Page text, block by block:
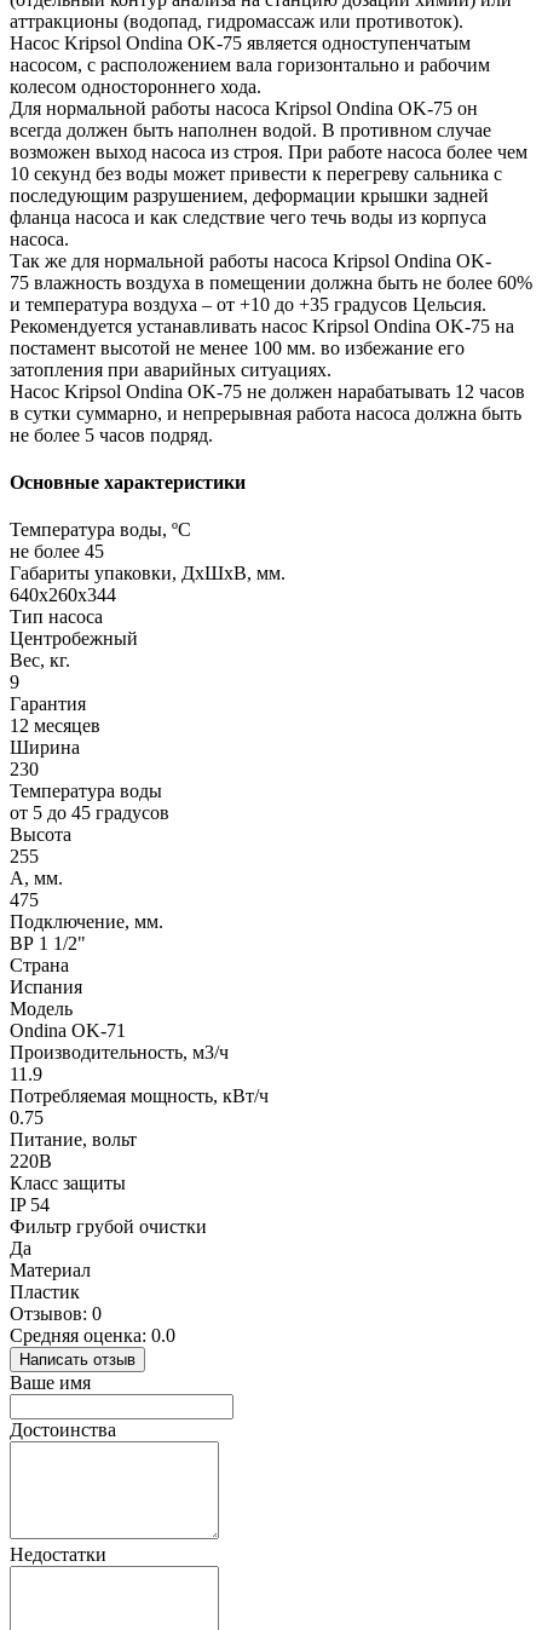
аттракционы (водопад, гидромассаж или противоток).
Насос Kripsol Ondina ОK-75 является одноступенчатым
насосом, с расположением вала горизонтально и рабочим
колесом одностороннего хода.
Для нормальной работы насоса Kripsol Ondina ОK-75 он
всегда должен быть наполнен водой. В противном случае
возможен выход насоса из строя. При работе насоса более чем
10 секунд без воды может привести к перегреву сальника с
последующим разрушением, деформации крышки задней
фланца насоса и как следствие чего течь воды из корпуса
насоса.
Так же для нормальной работы насоса Kripsol Ondina ОK-
75 влажность воздуха в помещении должна быть не более 60%
и температура воздуха – от +10 до +35 градусов Цельсия.
Рекомендуется устанавливать насос Kripsol Ondina ОK-75 на
постамент высотой не менее 100 мм. во избежание его
затопления при аварийных ситуациях.
Насос Kripsol Ondina ОK-75 не должен нарабатывать 12 часов
в сутки суммарно, и непрерывная работа насоса должна быть
не более 5 часов подряд.
Основные характеристики
Температура воды, ºС
не более 45
Габариты упаковки, ДхШхВ, мм.
640х260х344
Тип насоса
Центробежный
Вес, кг.
9
Гарантия
12 месяцев
Ширина
230
Температура воды
от 5 до 45 градусов
Высота
255
A, мм.
475
Подключение, мм.
ВР 1 1/2"
Страна
Испания
Модель
Ondina ОK-71
Производительность, м3/ч
11.9
Потребляемая мощность, кВт/ч
0.75
Питание, вольт
220В
Класс защиты
IP 54
Фильтр грубой очистки
Да
Материал
Пластик
Отзывов: 0
Средняя оценка: 0.0
Написать отзыв
Ваше имя
Достоинства
Недостатки